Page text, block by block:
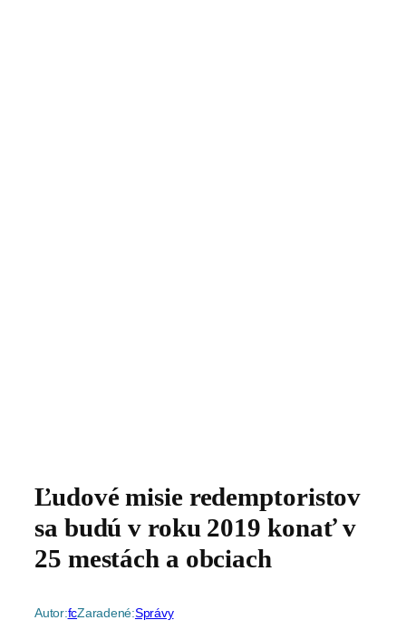
Ľudové misie redemptoristov
sa budú v roku 2019 konať v
25 mestách a obciach
Autor:fcZaradené:Správy